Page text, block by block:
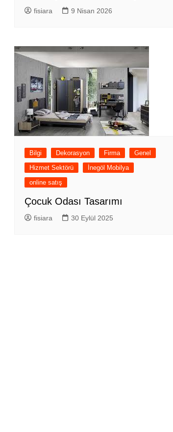
fisiara 9 Nisan 2026
Bilgi Dekorasyon Firma
Genel
Hizmet Sektörü
İnegöl Mobilya
online satış
Çocuk Odası Tasarımı
fisiara 30 Eylül 2025